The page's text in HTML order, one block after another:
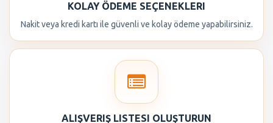
KOLAY ÖDEME SEÇENEKLERI
Nakit veya kredi kartı ile güvenli ve kolay ödeme yapabilirsiniz.
ALIŞVERIŞ LISTESI OLUŞTURUN